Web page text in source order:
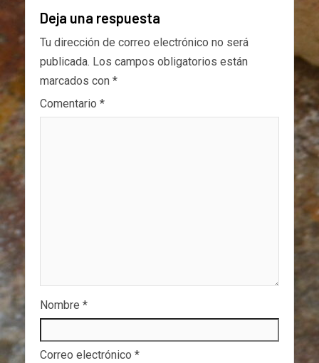
Deja una respuesta
Tu dirección de correo electrónico no será
publicada. Los campos obligatorios están
marcados con *
Comentario *
Nombre *
Correo electrónico *